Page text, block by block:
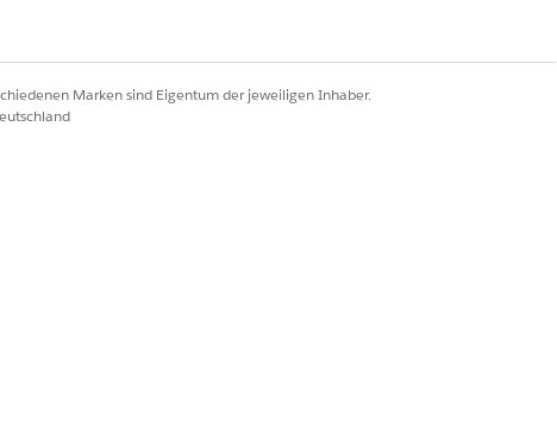
Marken sind Eigentum der jeweiligen Inhaber.